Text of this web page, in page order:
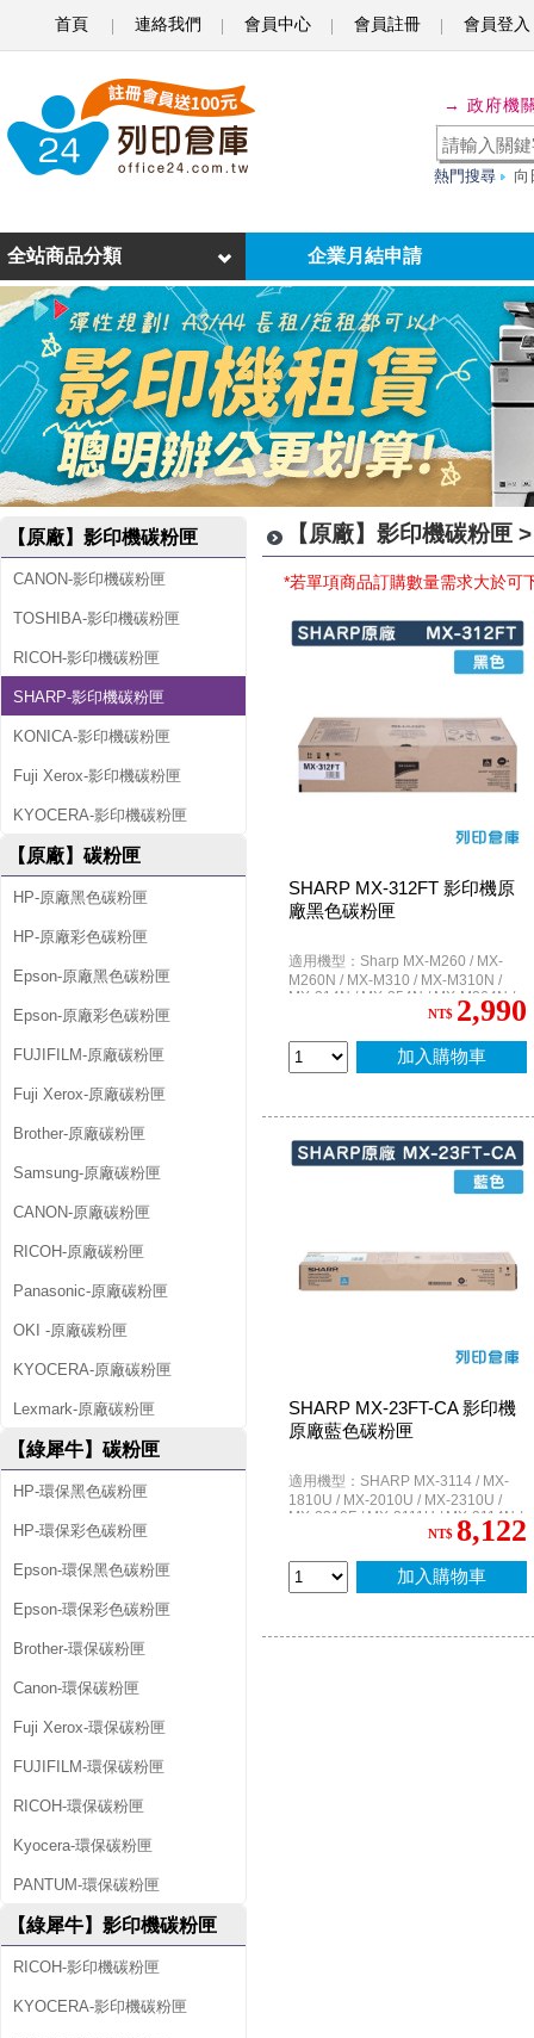
首頁 連絡我們 會員中心 會員註冊 會員登入
A
P
-
影
機
碳
粉
匣
→ 政府機
熱門搜尋 向
企業月結申請
全站商品分類
【原廠】影印機碳粉匣
CANON-影印機碳粉匣
TOSHIBA-影印機碳粉匣
RICOH-影印機碳粉匣
SHARP-影印機碳粉匣
KONICA-影印機碳粉匣
Fuji Xerox-影印機碳粉匣
KYOCERA-影印機碳粉匣
【原廠】碳粉匣
HP-原廠黑色碳粉匣
HP-原廠彩色碳粉匣
Epson-原廠黑色碳粉匣
Epson-原廠彩色碳粉匣
FUJIFILM-原廠碳粉匣
Fuji Xerox-原廠碳粉匣
Brother-原廠碳粉匣
Samsung-原廠碳粉匣
CANON-原廠碳粉匣
RICOH-原廠碳粉匣
Panasonic-原廠碳粉匣
OKI -原廠碳粉匣
KYOCERA-原廠碳粉匣
Lexmark-原廠碳粉匣
【綠犀牛】碳粉匣
HP-環保黑色碳粉匣
HP-環保彩色碳粉匣
Epson-環保黑色碳粉匣
Epson-環保彩色碳粉匣
Brother-環保碳粉匣
Canon-環保碳粉匣
Fuji Xerox-環保碳粉匣
FUJIFILM-環保碳粉匣
RICOH-環保碳粉匣
Kyocera-環保碳粉匣
PANTUM-環保碳粉匣
【綠犀牛】影印機碳粉匣
RICOH-影印機碳粉匣
KYOCERA-影印機碳粉匣
【原廠】影印機碳粉匣
*若單項商品訂購數量需求大於可
SHARP MX-312FT 影印機原
廠黑色碳粉匣
適用機型：Sharp MX-M260 / MX-
M260N / MX-M310 / MX-M310N /
MX-314N / MX-354N / MX-M264N /
NT$ 2,990
加入購物車
SHARP MX-23FT-CA 影印機
原廠藍色碳粉匣
適用機型：SHARP MX-3114 / MX-
1810U / MX-2010U / MX-2310U /
MX-2310F / MX-3111U / MX-3114N /
NT$ 8,122
加入購物車